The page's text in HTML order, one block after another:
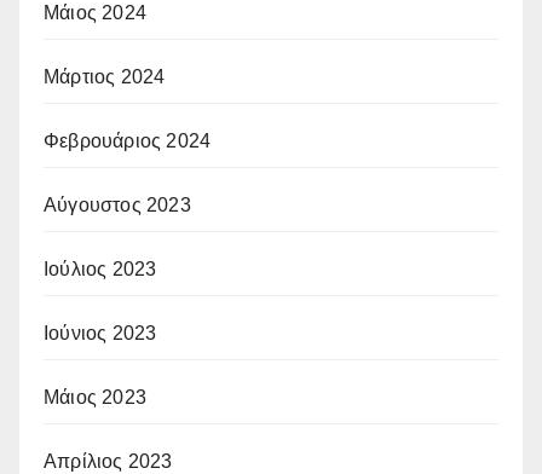
Μάιος 2024
Μάρτιος 2024
Φεβρουάριος 2024
Αύγουστος 2023
Ιούλιος 2023
Ιούνιος 2023
Μάιος 2023
Απρίλιος 2023